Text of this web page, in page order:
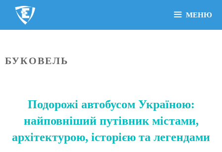
МЕНЮ
БУКОВЕЛЬ
Подорожі автобусом Україною:
найповніший путівник містами,
архітектурою, історією та легендами